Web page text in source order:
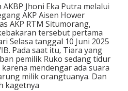
Jhoni Eka Putra melalui
AKP Aisen Hower
AKP RTM Situmorang,
tersebut pertama
Selasa tanggal 10 Juni 2025
Pada saat itu, Tiara yang
pemilik Ruko sedang tidur
mendengar ada suara
milik orangtuanya. Dan
kagetnya